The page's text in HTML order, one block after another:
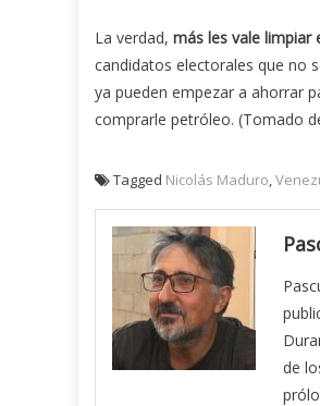
La verdad, más les vale limpiar
candidatos electorales que no
ya pueden empezar a ahorrar
comprarle petróleo. (Tomado
Tagged Nicolás Maduro,
de